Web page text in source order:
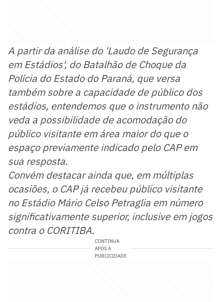
A partir da análise do 'Laudo de Segurança
em Estádios', do Batalhão de Choque da
Polícia do Estado do Paraná, que versa
também sobre a capacidade de público dos
estádios, entendemos que o instrumento não
veda a possibilidade de acomodação do
público visitante em área maior do que o
espaço previamente indicado pelo CAP em
sua resposta.
Convém destacar ainda que, em múltiplas
ocasiões, o CAP já recebeu público visitante
no Estádio Mário Celso Petraglia em número
significativamente superior, inclusive em jogos
contra o CORITIBA.
CONTINUA
APÓS A
PUBLICIDADE